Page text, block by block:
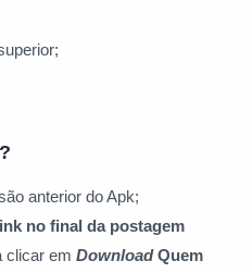
anterior do Apk;
no final da postagem
clicar em DownloadQuem